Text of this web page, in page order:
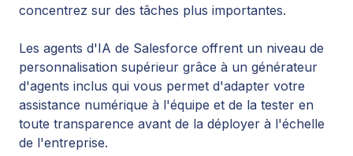
concentrez sur des tâches plus importantes.
Les agents d'IA de Salesforce offrent un niveau de
personnalisation supérieur grâce à un générateur
d'agents inclus qui vous permet d'adapter votre
assistance numérique à l'équipe et de la tester en
toute transparence avant de la déployer à l'échelle
de l'entreprise.